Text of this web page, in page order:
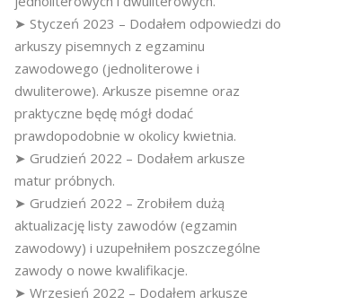
➤ Styczeń 2023 – Dodałem odpowiedzi do
arkuszy pisemnych z egzaminu
zawodowego (jednoliterowe i
dwuliterowe). Arkusze pisemne oraz
praktyczne będę mógł dodać
prawdopodobnie w okolicy kwietnia.
➤ Grudzień 2022 – Dodałem arkusze
matur próbnych.
➤ Grudzień 2022 – Zrobiłem dużą
aktualizację listy zawodów (egzamin
zawodowy) i uzupełniłem poszczególne
zawody o nowe kwalifikacje.
➤ Wrzesień 2022 – Dodałem arkusze